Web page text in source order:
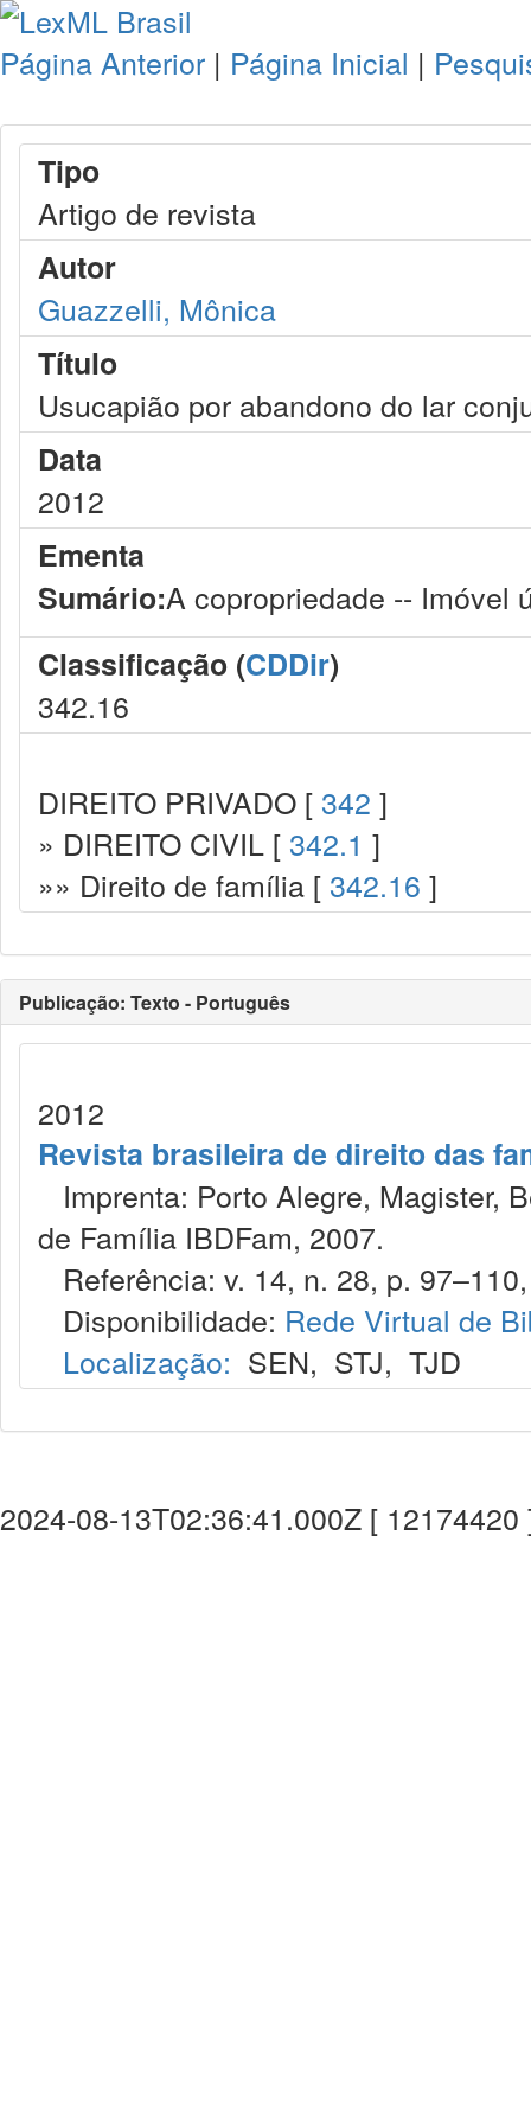
Página Anterior | Página Inicial |
Tipo
Artigo de revista
Autor
Guazzelli, Mônica
Título
Usucapião por abandono do lar
Data
2012
Ementa
Sumário:A copropriedade -- Imóvel
Classificação (CDDir)
342.16
DIREITO PRIVADO [ 342 ]
» DIREITO CIVIL [ 342.1 ]
»» Direito de família [ 342.16 ]
Publicação: Texto - Português
2012
Revista brasileira de direito das
Imprenta: Porto Alegre, Magister,
de Família IBDFam, 2007.
Referência: v. 14, n. 28, p.
Disponibilidade: Rede Virtual de
Localização: SEN, STJ, TJD
2024-08-13T02:36:41.000Z [ 12174420